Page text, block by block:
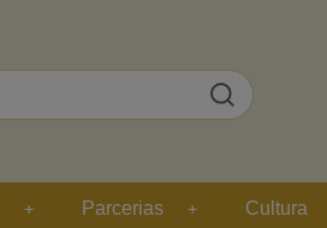
Parcerias Cultura